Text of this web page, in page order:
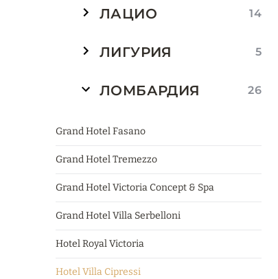
ЛАЦИО 14
ЛИГУРИЯ 5
ЛОМБАРДИЯ 26
Grand Hotel Fasano
Grand Hotel Tremezzo
Grand Hotel Victoria Concept & Spa
Grand Hotel Villa Serbelloni
Hotel Royal Victoria
Hotel Villa Cipressi